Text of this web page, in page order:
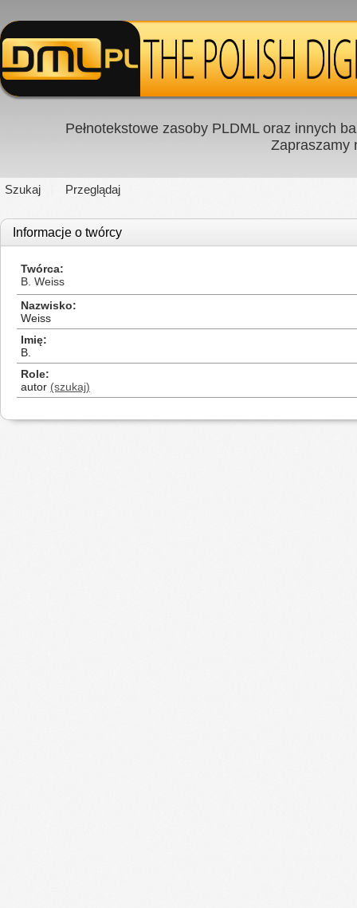
Pełnotekstowe zasoby PLDML oraz innych
Zapraszamy
Szukaj Przeglądaj
Informacje o twórcy
Twórca
B. Weiss
Nazwisko
Weiss
Imię
B.
Role
autor (szukaj)